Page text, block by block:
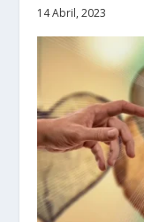
14 Abril, 2023